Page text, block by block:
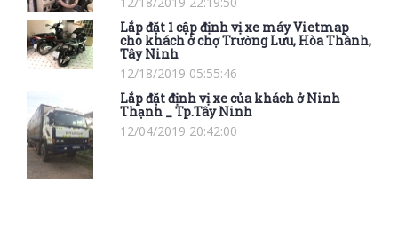
Lắp đặt 1 cập định vị xe máy Vietmap
cho khách ở chợ Trường Lưu, Hòa Thành,
Tây Ninh
12/18/2019 05:55:46
Lắp đặt định vị xe của khách ở Ninh
Thạnh _ Tp.Tây Ninh
12/04/2019 20:42:00